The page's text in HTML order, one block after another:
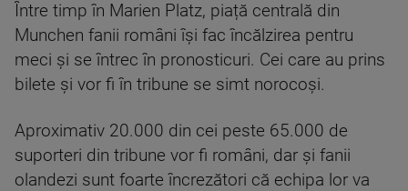
Între timp în Marien Platz, piață centrală din
Munchen fanii români își fac încălzirea pentru
meci și se întrec în pronosticuri. Cei care au prins
bilete și vor fi în tribune se simt norocoși.
Aproximativ 20.000 din cei peste 65.000 de
suporteri din tribune vor fi români, dar și fanii
olandezi sunt foarte încrezători că echipa lor va